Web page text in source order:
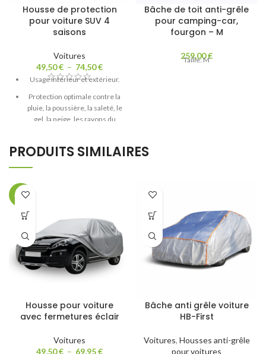
Housse de protection
pour voiture SUV 4
saisons
Voitures
49,50€ – 74,50€
Usage intérieur et extérieur.
Protection optimale contre la
pluie, la poussière, la saleté, le
gel, la neige, les rayons du
Bâche de toit anti-grêle
pour camping-car,
fourgon – M
259,00€
Taille: M
PRODUITS SIMILAIRES
-29%
Housse pour voiture
avec fermetures éclair
Voitures
49,50€ – 69,95€
Bâche anti grêle voiture
HB-First
Voitures, Housses anti-grêle
pour voitures